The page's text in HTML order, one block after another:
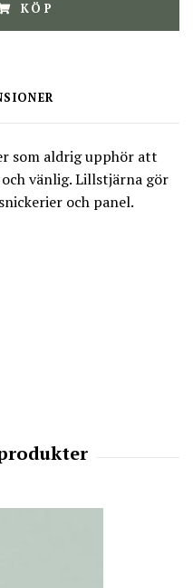
KÖP
som aldrig upphör att
vänlig. Lillstjärna gör
och panel.